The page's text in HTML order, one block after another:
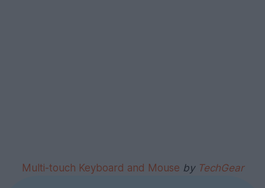
Multi-touch Keyboard and Mouse by TechGear